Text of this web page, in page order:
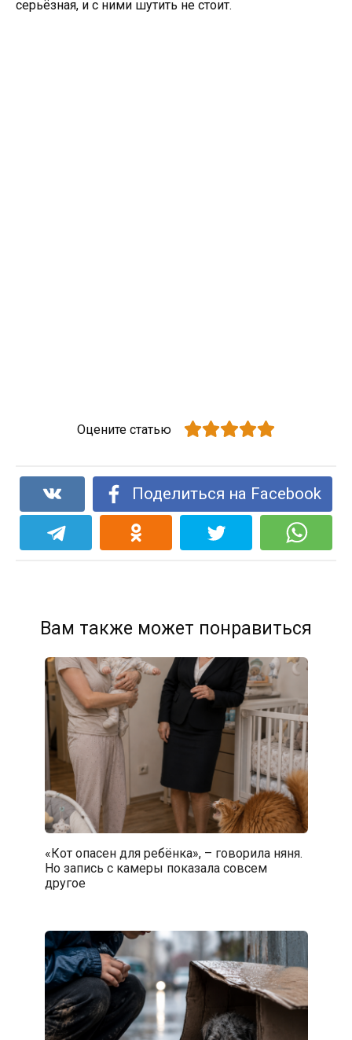
серьёзная, и с ними шутить не стоит.
Оцените статью
Поделиться на Facebook
Вам также может понравиться
«Кот опасен для ребёнка», – говорила няня.
Но запись с камеры показала совсем
другое